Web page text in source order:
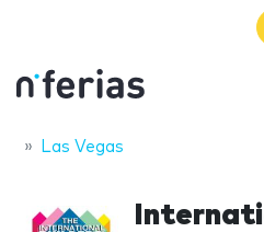
Las Vegas